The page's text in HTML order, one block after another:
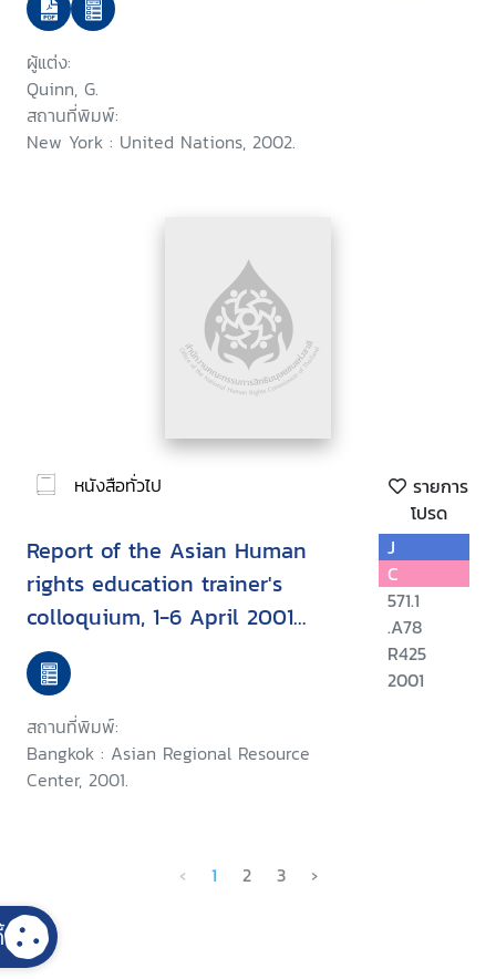
context of disability
ผู้แต่ง:
Quinn, G.
สถานที่พิมพ์:
New York : United Nations, 2002.
หนังสือทั่วไป
รายการ
โปรด
Report of the Asian Human
rights education trainer's
colloquium, 1-6 April 2001
Chiang Mai, Thailand
สถานที่พิมพ์:
Bangkok : Asian Regional Resource
Center, 2001.
J
C
571.1
.A78
R425
2001
‹ 1 2 3 ›